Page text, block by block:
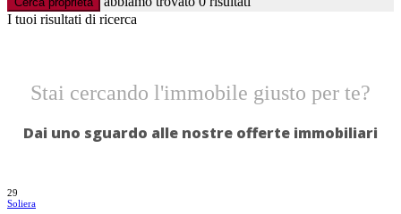
I tuoi risultati di ricerca
Stai cercando l'immobile giusto per te?
Dai uno sguardo alle nostre offerte immobiliari
29
Soliera